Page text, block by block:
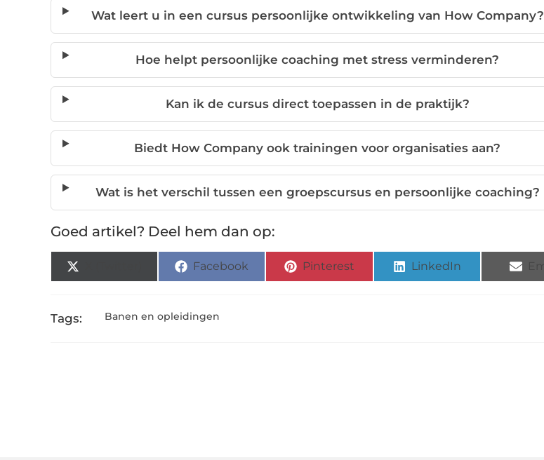
Wat leert u in een cursus persoonlijke ontwikkeling van How Company?
Hoe helpt persoonlijke coaching met stress verminderen?
Kan ik de cursus direct toepassen in de praktijk?
Biedt How Company ook trainingen voor organisaties aan?
Wat is het verschil tussen een groepscursus en persoonlijke coaching?
Goed artikel? Deel hem dan op:
Facebook Pinterest LinkedIn
Tags: Banen en opleidingen